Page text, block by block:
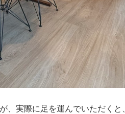
、実際に足を運んでいただくと